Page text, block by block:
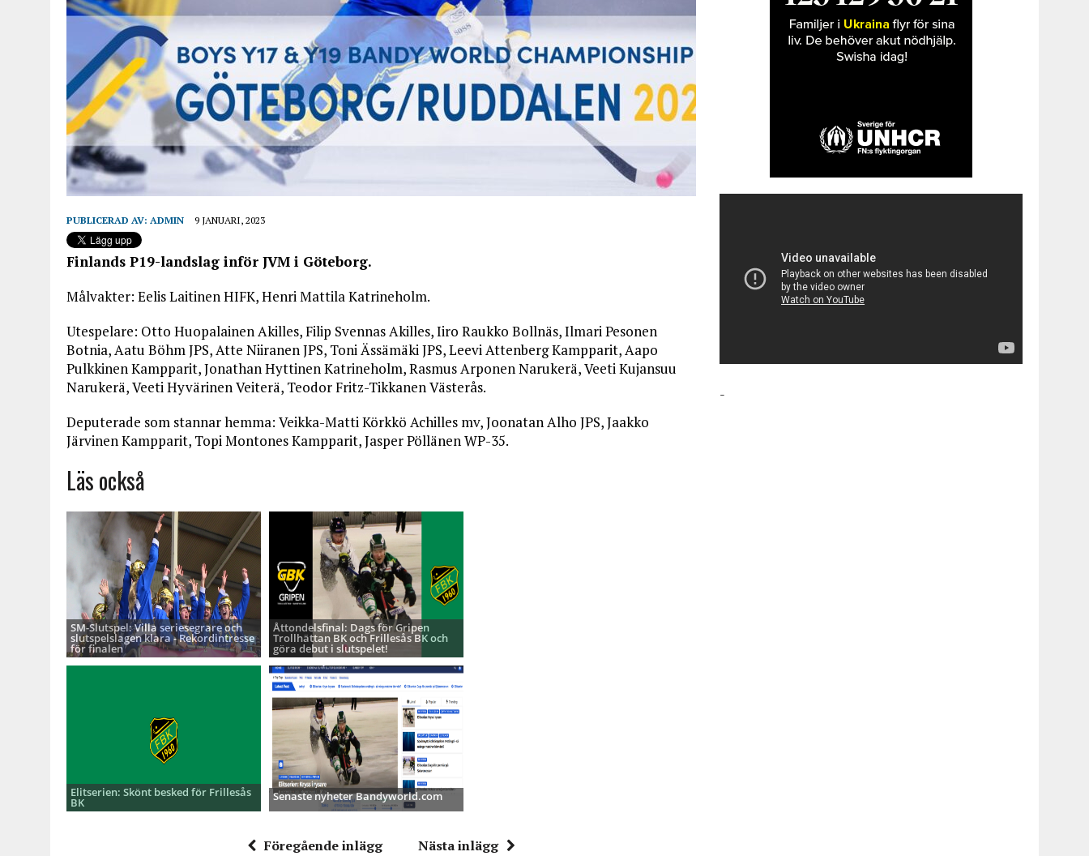
PUBLICERAD AV: ADMIN 9 JANUARI, 2023
Finlands P19-landslag inför JVM i Göteborg.
Målvakter: Eelis Laitinen HIFK, Henri Mattila Katrineholm.
Utespelare: Otto Huopalainen Akilles, Filip Svennas Akilles, Iiro Raukko Bollnäs, Ilmari Pesonen
Botnia, Aatu Böhm JPS, Atte Niiranen JPS, Toni Ässämäki JPS, Leevi Attenberg Kampparit, Aapo
Pulkkinen Kampparit, Jonathan Hyttinen Katrineholm, Rasmus Arponen Narukerä, Veeti Kujansuu
Narukerä, Veeti Hyvärinen Veiterä, Teodor Fritz-Tikkanen Västerås.
Deputerade som stannar hemma: Veikka-Matti Körkkö Achilles mv, Joonatan Alho JPS, Jaakko
Järvinen Kampparit, Topi Montones Kampparit, Jasper Pöllänen WP-35.
Läs också
SM-Slutspel: Villa seriesegrare och
slutspelslagen klara - Rekordintresse
för finalen
Åttondelsfinal: Dags för Gripen
Trollhättan BK och Frillesås BK och
göra debut i slutspelet!
Elitserien: Skönt besked för Frillesås
BK Senaste nyheter Bandyworld.com
Föregående inlägg Nästa inlägg
-